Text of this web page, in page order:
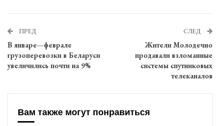
ПРЕД
В январе—феврале
грузоперевозки в Беларуси
увеличились почти на 9%
СЛЕД
Жители Молодечно
продавали взломанные
системы спутниковых
телеканалов
Вам также могут понравиться